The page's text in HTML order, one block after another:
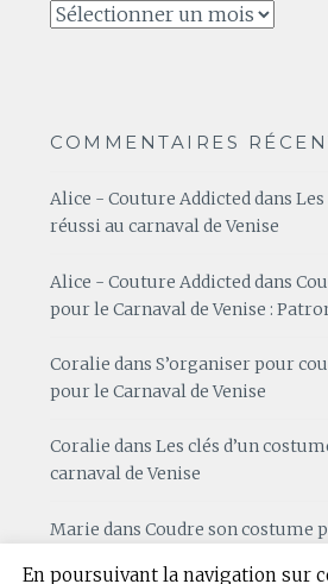
Archives
COMMENTAIRES
Alice - Couture Addicteddans
réussi au carnaval de Venise
Alice - Couture Addicted dans
pour le Carnaval de Venise :
Coralie dansS’organiser pour
pour le Carnaval de Venise
Coralie dansLes clés d’un
carnaval de Venise
Marie dansCoudre son costume
En poursuivant la navigation sur